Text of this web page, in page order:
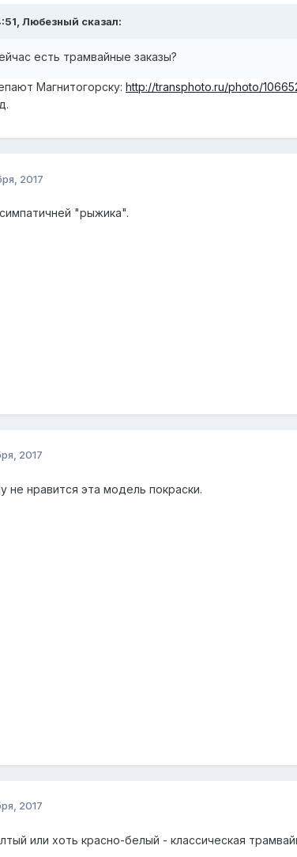
Любезный сказал:
есть трамвайные заказы?
Магнитогорску: http://transphoto.ru/photo/
2017
"рыжика".
2017
не нравится эта модель покраски.
2017
или хоть красно-белый - классическая